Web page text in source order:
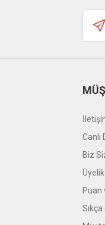
Gönder
Canlı
Biz
Puan